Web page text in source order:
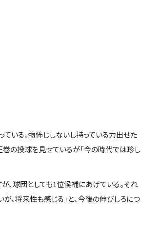
いる。物怖じしないし持っている力出せた
巻の投球を見せているが「今の時代では珍し
、球団としても1位候補にあげている。それ
、将来性も感じる」と、今後の伸びしろにつ